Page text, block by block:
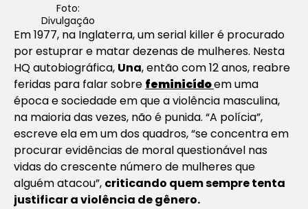
Foto:
Divulgação
Em 1977, na Inglaterra, umserial killeré procurado
por estuprar e matar dezenas de mulheres. Nesta
HQ autobiográfica, Una, então com 12 anos, reabre
feridas para falar sobre feminicídoem uma
época e sociedade em que a violência masculina,
na maioria das vezes, não é punida. “A polícia”,
escreve ela em um dos quadros, “se concentra em
procurar evidências de moral questionável nas
vidas do crescente número de mulheres que
alguém atacou”, criticando quem sempre tenta
justificar a violência de gênero.